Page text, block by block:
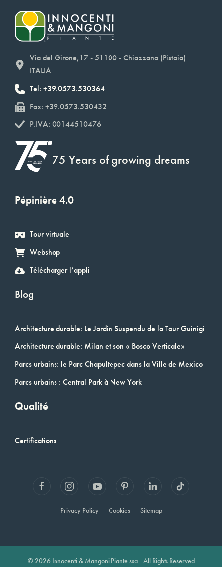
Via del Girone,17 - 51100 - Chiazzano (Pistoia)
ITALIA
Tel: +39.0573.530364
Fax: +39.0573.530432
P.IVA: 00144510476
75 Years of growing dreams
Pépinière 4.0
Tour virtuale
Webshop
Télécharger l’appli
Blog
Architecture durable: Le Jardin Suspendu de la Tour Guinigi
Architecture durable: Milan et son « Bosco Verticale»
Parcs urbains: le Parc Chapultepec dans la Ville de Mexico
Parcs urbains : Central Park à New York
Qualité
Certifications
Privacy Policy Cookies Sitemap
© 2026 Innocenti & Mangoni Piante ssa - All Rights Reserved